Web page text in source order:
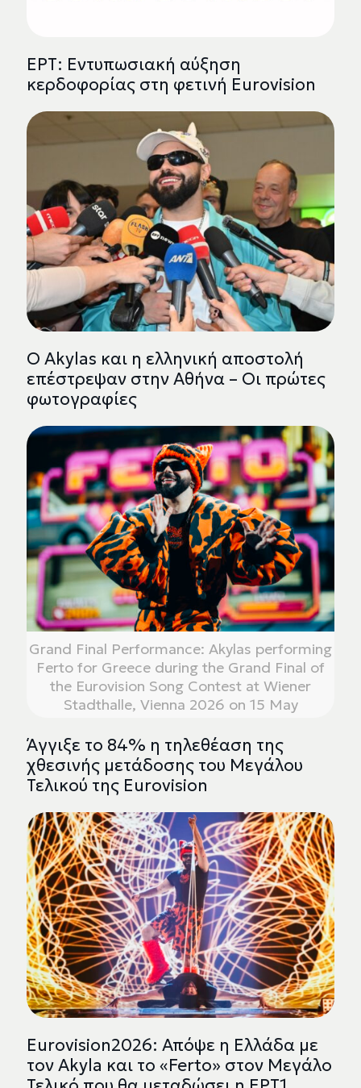
ΕΡΤ: Εντυπωσιακή αύξηση
κερδοφορίας στη φετινή Eurovision
Ο Akylas και η ελληνική αποστολή
επέστρεψαν στην Αθήνα – Οι πρώτες
φωτογραφίες
Grand Final Performance: Akylas performing
Ferto for Greece during the Grand Final of
the Eurovision Song Contest at Wiener
Stadthalle, Vienna 2026 on 15 May
Άγγιξε το 84% η τηλεθέαση της
χθεσινής μετάδοσης του Μεγάλου
Τελικού της Eurovision
Eurovision2026: Απόψε η Ελλάδα με
τον Akyla και το «Ferto» στον Μεγάλο